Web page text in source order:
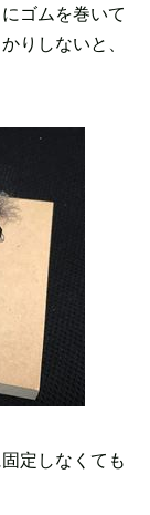
ゴムを巻いて
りしないと、
定しなくても